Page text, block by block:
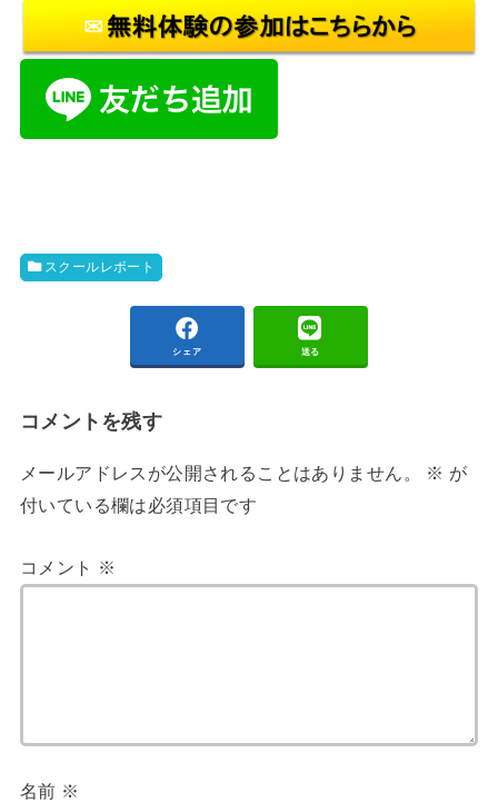
スクールレポート
シェア 送る
コメントを残す
メールアドレスが公開されることはありません。 ※ が
付いている欄は必須項目です
コメント ※
名前 ※